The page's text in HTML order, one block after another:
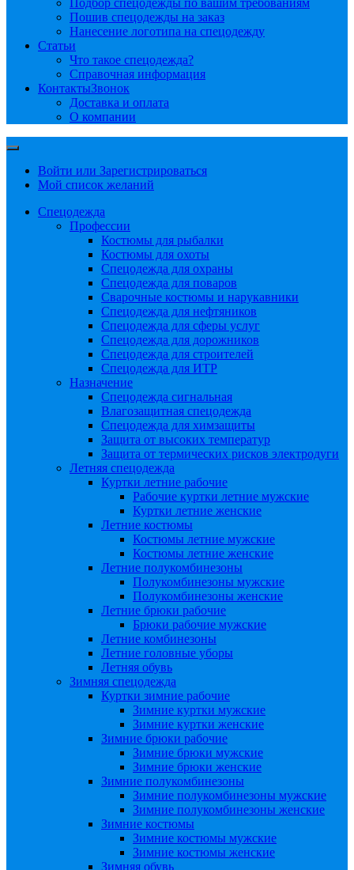
Подбор спецодежды по вашим требованиям
Пошив спецодежды на заказ
Нанесение логотипа на спецодежду
Статьи
Что такое спецодежда?
Справочная информация
КонтактыЗвонок
Доставка и оплата
О компании
Войти или Зарегистрироваться
Мой список желаний
Спецодежда
Профессии
Костюмы для рыбалки
Костюмы для охоты
Спецодежда для охраны
Спецодежда для поваров
Сварочные костюмы и нарукавники
Спецодежда для нефтяников
Спецодежда для сферы услуг
Спецодежда для дорожников
Спецодежда для строителей
Спецодежда для ИТР
Назначение
Спецодежда сигнальная
Влагозащитная спецодежда
Спецодежда для химзащиты
Защита от высоких температур
Защита от термических рисков электродуги
Летняя спецодежда
Куртки летние рабочие
Рабочие куртки летние мужские
Куртки летние женские
Летние костюмы
Костюмы летние мужские
Костюмы летние женские
Летние полукомбинезоны
Полукомбинезоны мужские
Полукомбинезоны женские
Летние брюки рабочие
Брюки рабочие мужские
Летние комбинезоны
Летние головные уборы
Летняя обувь
Зимняя спецодежда
Куртки зимние рабочие
Зимние куртки мужские
Зимние куртки женские
Зимние брюки рабочие
Зимние брюки мужские
Зимние брюки женские
Зимние полукомбинезоны
Зимние полукомбинезоны мужские
Зимние полукомбинезоны женские
Зимние костюмы
Зимние костюмы мужские
Зимние костюмы женские
Зимняя обувь